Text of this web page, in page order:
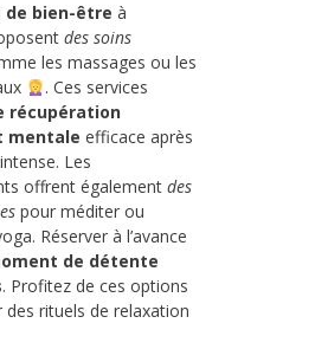
de bien-être à
des soins
les massages ou les
. Ces services
récupération
mentale efficace après
Les
offrent également des
pour méditer ou
Réserver à l’avance
de détente
. Profitez de ces options
rituels de relaxation